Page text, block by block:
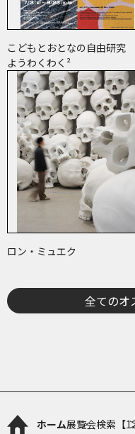
こどもとおとなの自由研究
ようわくわく²
ロン・ミュエク
全てのオ
ホーム展覧会検索 【